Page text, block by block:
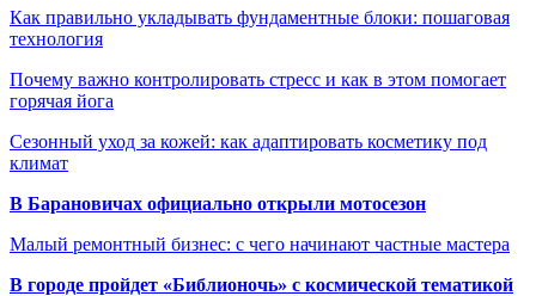
Как правильно укладывать фундаментные блоки: пошаговая
технология
Почему важно контролировать стресс и как в этом помогает
горячая йога
Сезонный уход за кожей: как адаптировать косметику под
климат
В Барановичах официально открыли мотосезон
Малый ремонтный бизнес: с чего начинают частные мастера
В городе пройдет «Библионочь» с космической тематикой